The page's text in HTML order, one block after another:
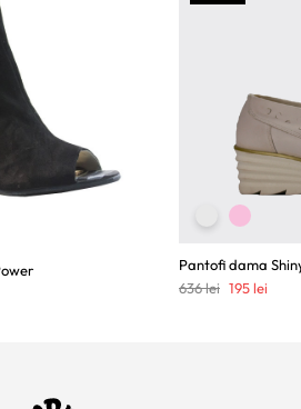
Pantofi dama
636lei Prețul
195lei